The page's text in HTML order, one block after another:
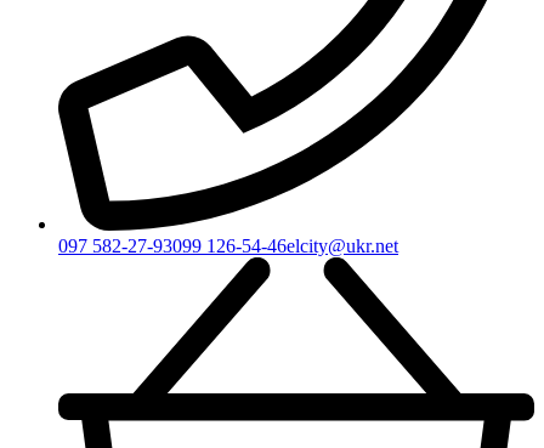
097 582-27-93099 126-54-46elcity@ukr.net